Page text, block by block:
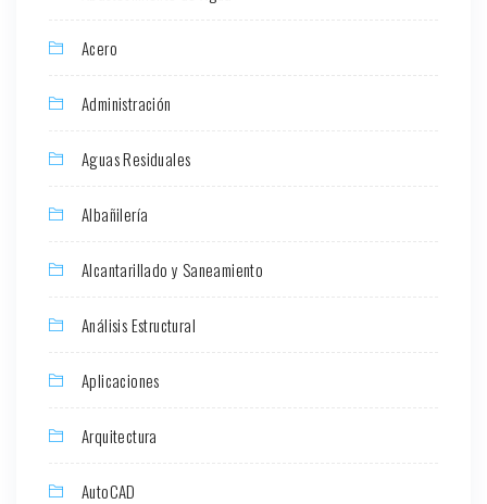
Acero
Administración
Aguas Residuales
Albañilería
Alcantarillado y Saneamiento
Análisis Estructural
Aplicaciones
Arquitectura
AutoCAD